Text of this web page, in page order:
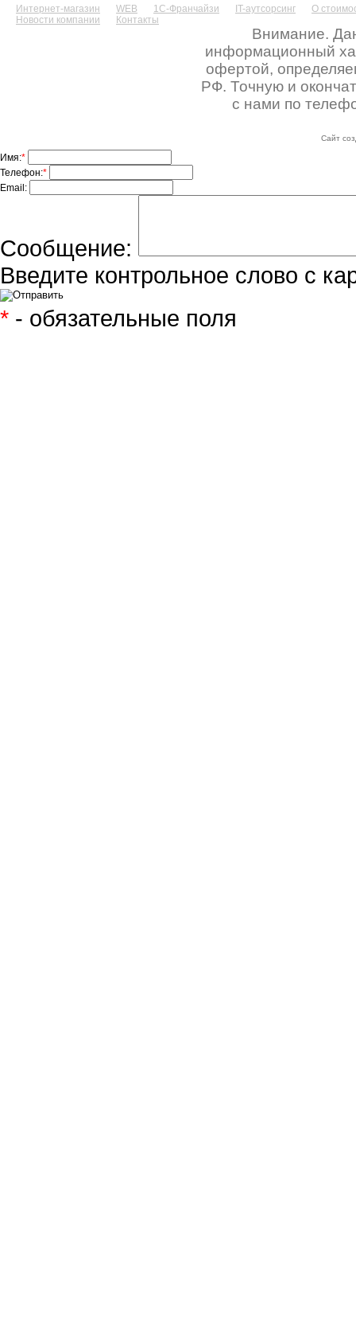
Интернет-магазин WEB 1С-Франчайзи IT-аутсорсинг
О
Новости компании
Контакты
Внимание.
информационный
офертой,
РФ. Точную и
с нами по
Сайт
Имя:*
Телефон:*
Email:
Сообщение:
Введите контрольное слово с
* - обязательные поля